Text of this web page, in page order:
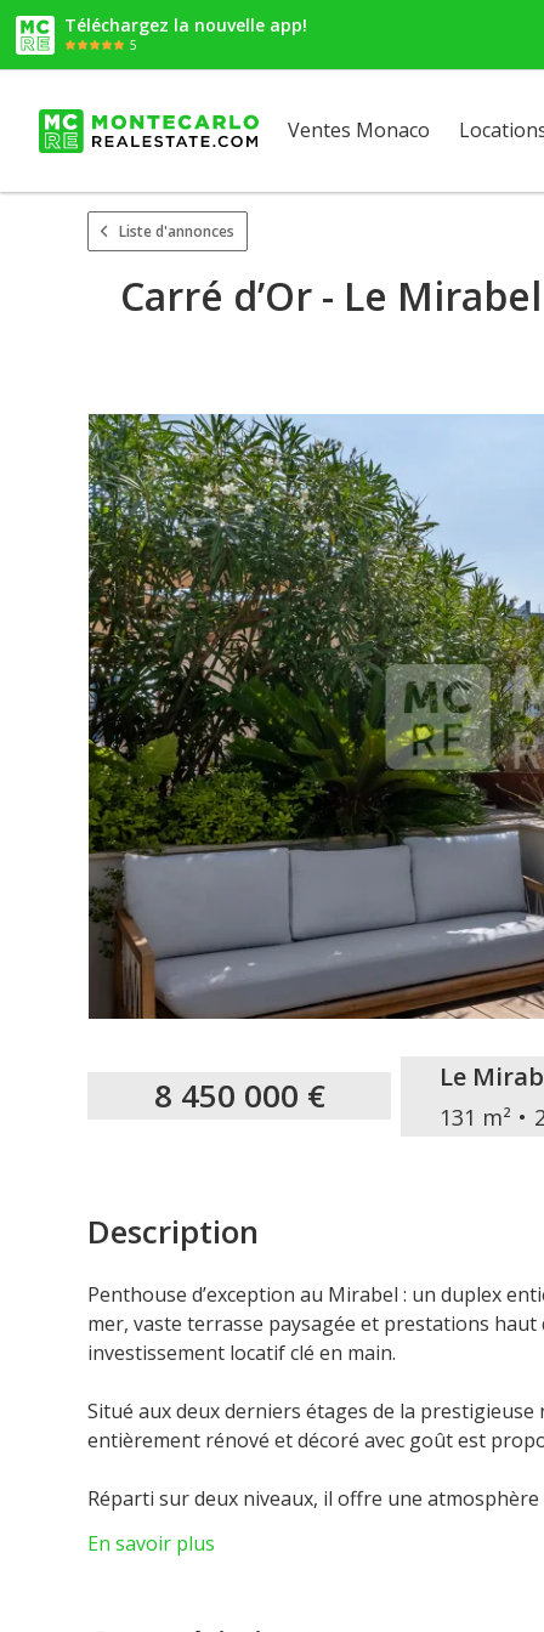
Téléchargez la nouvelle app!
5
Ventes Monaco
Liste d'annonces
Carré d’Or - Le
8 450 000 € Le
131 m²
Description
Penthouse d’exception au Mirabel : un duplex
mer, vaste terrasse paysagée et prestations
investissement locatif clé en main.
Situé aux deux derniers étages de la
entièrement rénové et décoré avec goût est
Réparti sur deux niveaux, il offre une
télétravail ou les invités.
En savoir plus